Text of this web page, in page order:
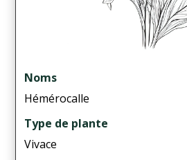
Noms
Hémérocalle
Type de plante
Vivace